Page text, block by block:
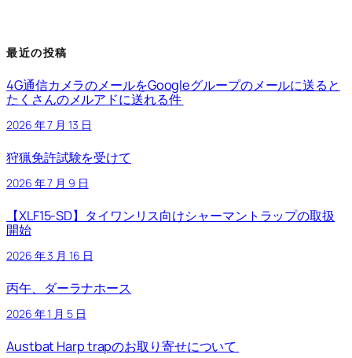
最近の投稿
4G通信カメラのメールをGoogleグループのメールに送ると
たくさんのメルアドに送れる件
2026 年 7 月 13 日
狩猟免許試験を受けて
2026 年 7 月 9 日
【XLF15-SD】タイワンリス向けシャーマントラップの取扱
開始
2026 年 3 月 16 日
丙午、ダーラナホース
2026 年 1 月 5 日
Austbat Harp trapのお取り寄せについて